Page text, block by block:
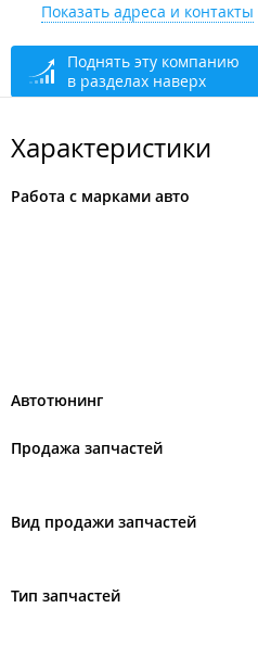
+7 902 079-46-24
сегодня закрыто
Показать адреса и контакты
Поднять эту компанию
в разделах наверх
Характеристики
Работа с марками авто
Автотюнинг
Продажа запчастей
Вид продажи запчастей
Тип запчастей